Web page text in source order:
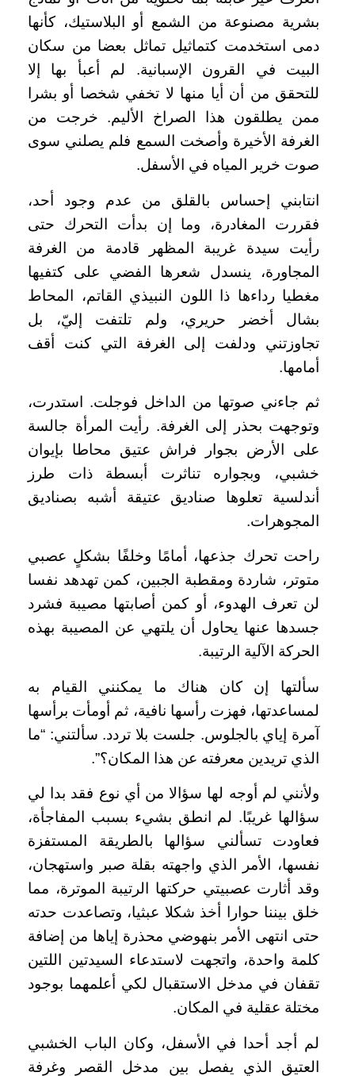
بشرية مصنوعة من الشمع أو البلاستيك، كأنها
دمى استخدمت كتماثيل تماثل بعضا من سكان
البيت في القرون الإسبانية. لم أعبأ بها إلا
للتحقق من أن أيا منها لا تخفي شخصا أو بشرا
ممن يطلقون هذا الصراخ الأليم. خرجت من
الغرفة الأخيرة وأصخت السمع فلم يصلني سوى
صوت خرير المياه في الأسفل.
انتابني إحساس بالقلق من عدم وجود أحد،
فقررت المغادرة، وما إن بدأت التحرك حتى
رأيت سيدة غريبة المظهر قادمة من الغرفة
المجاورة، ينسدل شعرها الفضي على كتفيها
مغطيا رداءها ذا اللون النبيذي القاتم، المحاط
بشال أخضر حريري، ولم تلتفت إليّ، بل
تجاوزتني ودلفت إلى الغرفة التي كنت أقف
أمامها.
ثم جاءني صوتها من الداخل فوجلت. استدرت،
وتوجهت بحذر إلى الغرفة. رأيت المرأة جالسة
على الأرض بجوار فراش عتيق محاطا بإيوان
خشبي، وبجواره تناثرت أبسطة ذات طرز
أندلسية تعلوها صناديق عتيقة أشبه بصناديق
المجوهرات.
راحت تحرك جذعها، أمامًا وخلفًا بشكلٍ عصبي
متوتر، شاردة ومقطبة الجبين، كمن تهدهد نفسا
لن تعرف الهدوء، أو كمن أصابتها مصيبة فشرد
جسدها عنها يحاول أن يلتهي عن المصيبة بهذه
الحركة الآلية الرتيبة.
سألتها إن كان هناك ما يمكنني القيام به
لمساعدتها، فهزت رأسها نافية، ثم أومأت برأسها
آمرة إياي بالجلوس. جلست بلا تردد. سألتني: “ما
الذي تريدين معرفته عن هذا المكان؟”.
ولأنني لم أوجه لها سؤالا من أي نوع فقد بدا لي
سؤالها غريبًا. لم انطق بشيء بسبب المفاجأة،
فعاودت تسألني سؤالها بالطريقة المستفزة
نفسها، الأمر الذي واجهته بقلة صبر واستهجان،
وقد أثارت عصبيتي حركتها الرتيبة الموترة، مما
خلق بيننا حوارا أخذ شكلا عبثيا، وتصاعدت حدته
حتى انتهى الأمر بنهوضي محذرة إياها من إضافة
كلمة واحدة، واتجهت لاستدعاء السيدتين اللتين
تقفان في مدخل الاستقبال لكي أعلمهما بوجود
مختلة عقلية في المكان.
لم أجد أحدا في الأسفل، وكان الباب الخشبي
العتيق الذي يفصل بين مدخل القصر وغرفة